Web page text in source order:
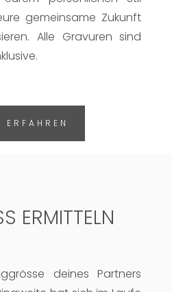
gemeinsame Zukunft
Alle Gravuren sind
ERFAHREN
ERMITTELN
deines Partners